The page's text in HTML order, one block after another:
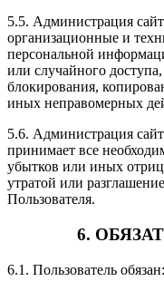
5.5. Администрация
организационные и
персональной
или случайного
блокирования,
иных неправомерных
5.6. Администрация
принимает все
убытков или иных
утратой или
Пользователя.
6.
6.1. Пользователь обязан: